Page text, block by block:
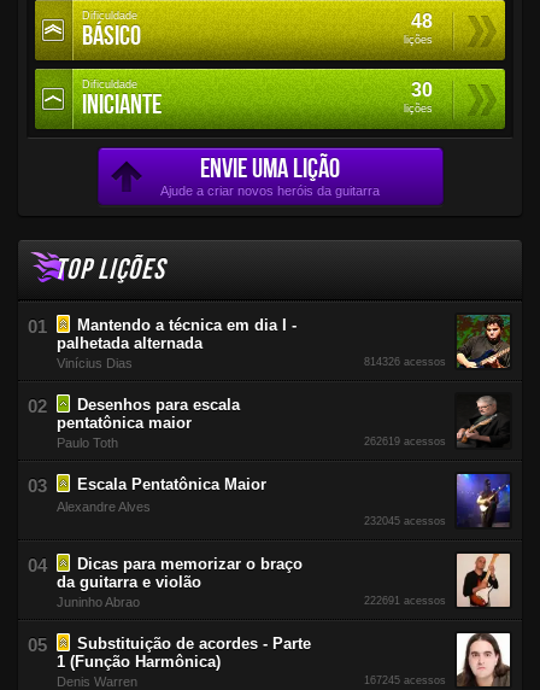
Dificuldade
Básico 48
lições
Dificuldade
Iniciante 30
lições
ENVIE UMA LIÇÃO
Ajude a criar novos heróis da guitarra
TOP LIÇÕES
Mantendo a técnica em dia I -
palhetada alternada
Vinícius Dias 814326 acessos
Desenhos para escala
pentatônica maior
Paulo Toth 262619 acessos
Escala Pentatônica Maior
Alexandre Alves
232045 acessos
Dicas para memorizar o braço
da guitarra e violão
Juninho Abrao 222691 acessos
Substituição de acordes - Parte
1 (Função Harmônica)
Denis Warren 167245 acessos